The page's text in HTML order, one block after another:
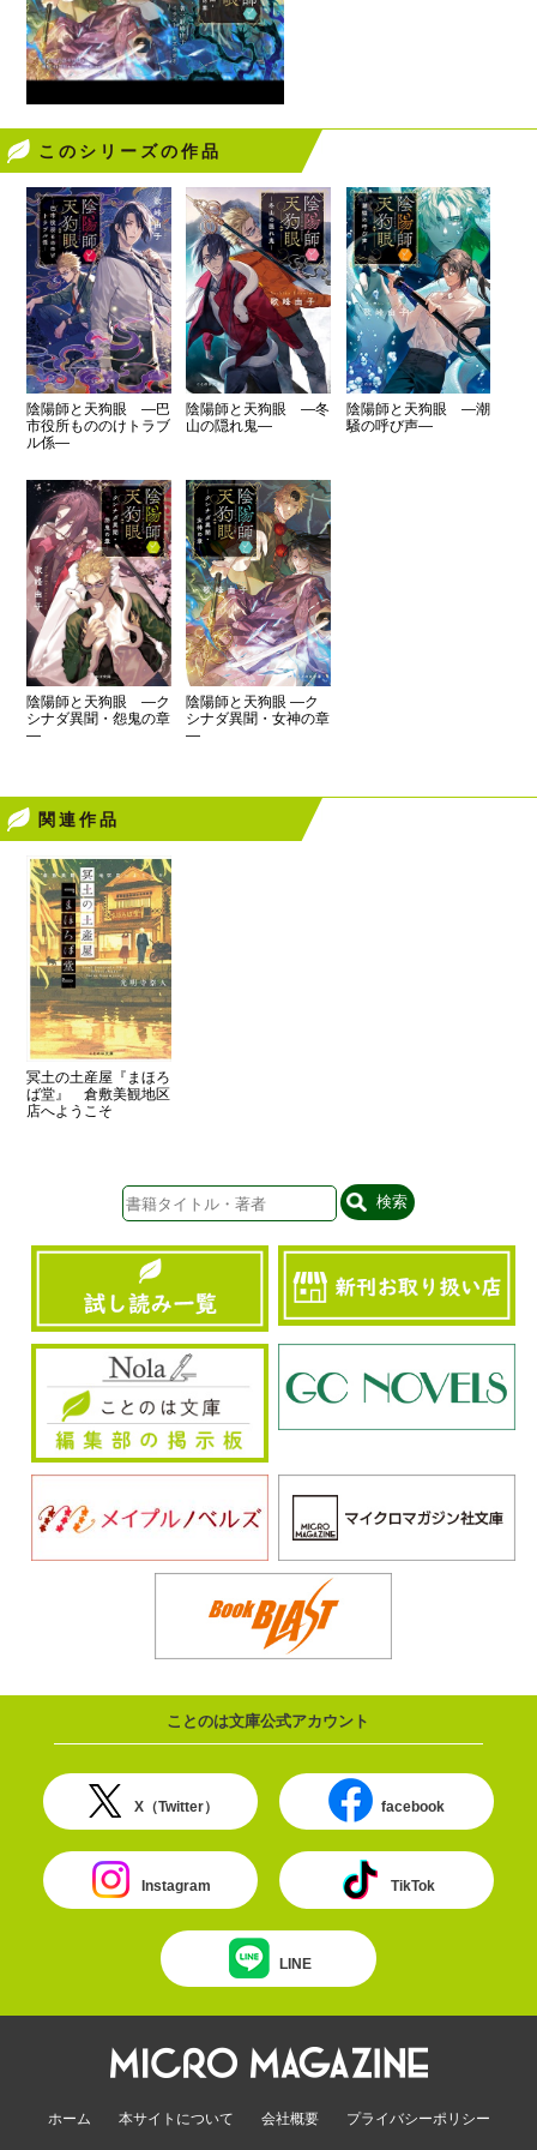
このシリーズの作品
陰陽師と天狗眼 ―巴
市役所もののけトラブ
ル係―
陰陽師と天狗眼 ―冬
山の隠れ鬼―
陰陽師と天狗眼 ―潮
騒の呼び声―
陰陽師と天狗眼 ―ク
シナダ異聞・怨鬼の章
―
陰陽師と天狗眼 ―ク
シナダ異聞・女神の章
―
関連作品
冥土の土産屋『まほろ
ば堂』 倉敷美観地区
店へようこそ
検索
ことのは文庫公式アカウント
X（Twitter） facebook
Instagram TikTok
LINE
ホーム 本サイトについて 会社概要 プライバシーポリシー